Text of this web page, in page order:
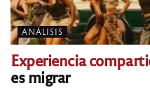
ANÁLISIS
Experiencia
es migrar